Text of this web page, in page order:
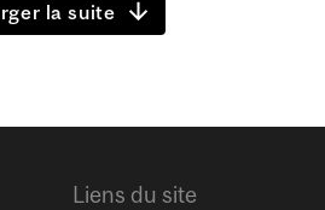
la suite
Liens du site